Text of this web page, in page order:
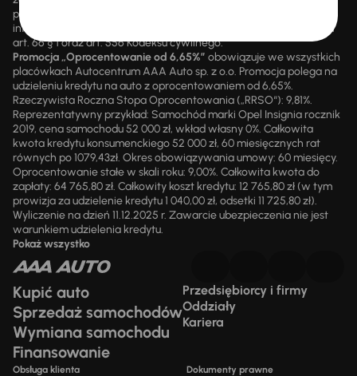
pisemnej. Prezentowane informacje mają charakter wyłącznie
informacyjny i nie stanowią oferty ani zapewnienia w rozumieniu
art. 66 § 1 oraz art. 556 Kodeksu cywilnego.
Promocja „Oprocentowanie od 6,65%” obowiązuje we wszystkich
placówkach Autocentrum AAA Auto sp. z o.o. Promocja polega na
udzieleniu kredytu na auto z oprocentowaniem od 6,65%.
Rzeczywista Roczna Stopa Oprocentowania („RRSO“): 9,81%.
Reprezentatywny przykład: Samochód marki Opel Insignia rocznik
2019, cena samochodu 52 000 zł, wkład własny 0%. Całkowita
kwota kredytu konsumenckiego 52 000 zł, 60 miesięcznych rat
równych po 1079,43zł. Okres obowiązywania umowy: 60 miesięcy.
Oprocentowanie stałe w skali roku: 9,00%. Całkowita kwota do
zapłaty: 64 765,80 zł. Całkowity koszt kredytu: 12 765,80 zł (w tym
prowizja za udzielenie kredytu 1 040,00 zł, odsetki 11 725,80 zł).
Wyliczenie na dzień 11.12.2025 r. Zawarcie ubezpieczenia nie jest
warunkiem udzielenia kredytu.
Pokaż wszystko
Kupić auto
Sprzedaż samochodów
Wymiana samochodu
Finansowanie
Przedsiębiorcy i firmy
Oddziały
Kariera
Obsługa klienta Dokumenty prawne